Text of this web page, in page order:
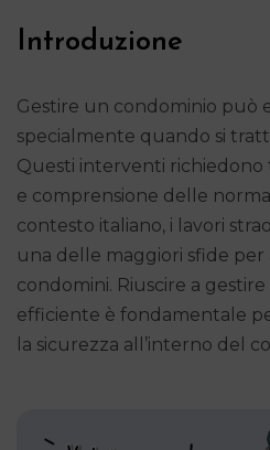
Introduzione
Gestire un condominio può
specialmente quando si
Questi interventi richiedono
e comprensione delle
contesto italiano, i lavori
una delle maggiori sfide per
condomini. Riuscire a
efficiente è fondamentale
la sicurezza all’interno del